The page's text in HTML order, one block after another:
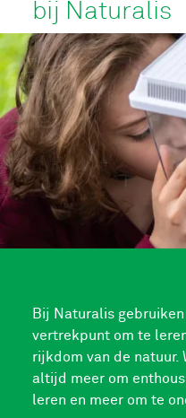
bij Naturalis
Bij Naturalis
vertrekpunt om te
rijkdom van de natuur.
altijd meer om
leren en meer om te